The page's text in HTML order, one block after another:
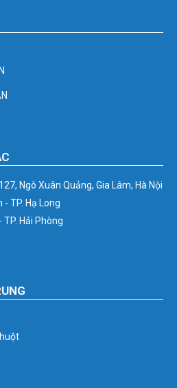
Ngô Xuân Quảng, Gia Lâm, Hà Nội
TP. Hạ Long
Hải Phòng